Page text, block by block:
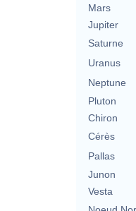
Mars
Jupiter
Saturne
Uranus
Neptune
Pluton
Chiron
Cérès
Pallas
Junon
Vesta